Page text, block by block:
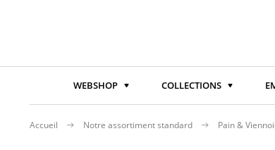
WEBSHOP COLLECTIONS
Accueil Notre assortiment standard Pain &